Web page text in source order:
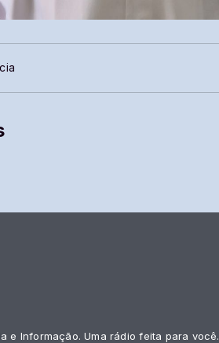
e Informação. Uma rádio feita para você.